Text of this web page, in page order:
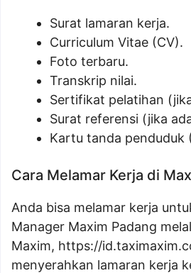
Surat lamaran kerja.
Curriculum Vitae (CV).
Foto terbaru.
Transkrip nilai.
Sertifikat pelatihan
Surat referensi (jika
Kartu tanda penduduk
Cara Melamar Kerja di
Anda bisa melamar kerja
Manager Maxim Padang
Maxim, https://
menyerahkan lamaran kerja